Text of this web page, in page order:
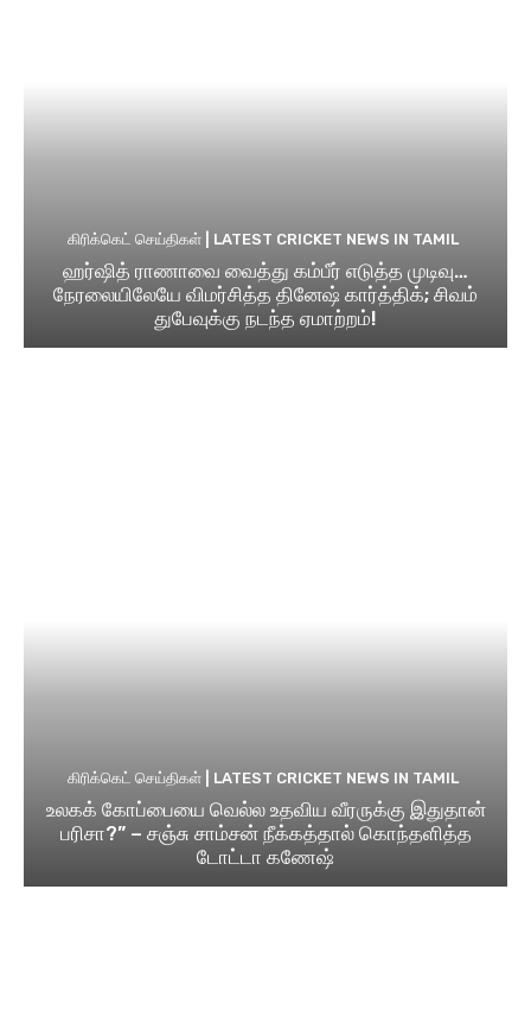
கிரிக்கெட் செய்திகள் | LATEST CRICKET NEWS IN TAMIL
ஹர்ஷித் ராணாவை வைத்து கம்பீர் எடுத்த முடிவு…
நேரலையிலேயே விமர்சித்த தினேஷ் கார்த்திக்; சிவம்
துபேவுக்கு நடந்த ஏமாற்றம்!
கிரிக்கெட் செய்திகள் | LATEST CRICKET NEWS IN TAMIL
உலகக் கோப்பையை வெல்ல உதவிய வீரருக்கு இதுதான்
பரிசா?” – சஞ்சு சாம்சன் நீக்கத்தால் கொந்தளித்த
டோட்டா கணேஷ்